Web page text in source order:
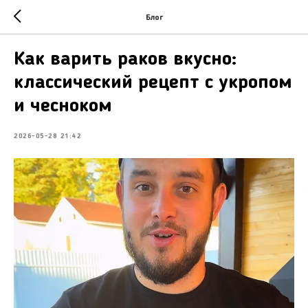
Блог
Как варить раков вкусно:
классический рецепт с укропом
и чесноком
2026-05-28 21:42